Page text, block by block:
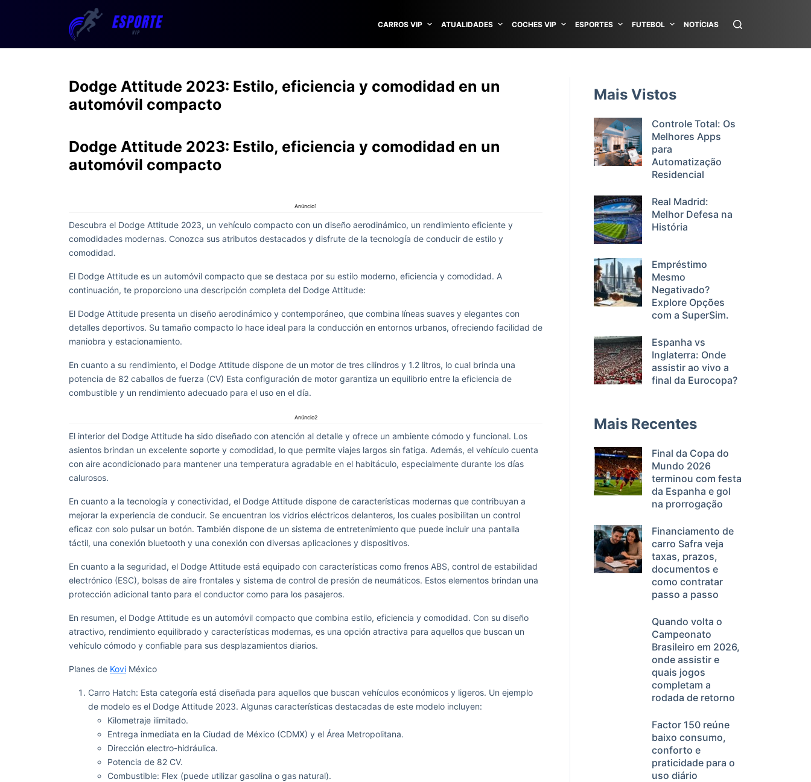
CARROS VIP ATUALIDADES COCHES VIP ESPORTES FUTEBOL NOTÍCIAS
Dodge Attitude 2023: Estilo, eficiencia y comodidad en un
automóvil compacto
Dodge Attitude 2023: Estilo, eficiencia y comodidad en un
automóvil compacto
Anúncio1
Descubra el Dodge Attitude 2023, un vehículo compacto con un diseño aerodinámico, un rendimiento eficiente y
comodidades modernas. Conozca sus atributos destacados y disfrute de la tecnología de conducir de estilo y
comodidad.
El Dodge Attitude es un automóvil compacto que se destaca por su estilo moderno, eficiencia y comodidad. A
continuación, te proporciono una descripción completa del Dodge Attitude:
El Dodge Attitude presenta un diseño aerodinámico y contemporáneo, que combina líneas suaves y elegantes con
detalles deportivos. Su tamaño compacto lo hace ideal para la conducción en entornos urbanos, ofreciendo facilidad de
maniobra y estacionamiento.
En cuanto a su rendimiento, el Dodge Attitude dispone de un motor de tres cilindros y 1.2 litros, lo cual brinda una
potencia de 82 caballos de fuerza (CV) Esta configuración de motor garantiza un equilibrio entre la eficiencia de
combustible y un rendimiento adecuado para el uso en el día.
Anúncio2
El interior del Dodge Attitude ha sido diseñado con atención al detalle y ofrece un ambiente cómodo y funcional. Los
asientos brindan un excelente soporte y comodidad, lo que permite viajes largos sin fatiga. Además, el vehículo cuenta
con aire acondicionado para mantener una temperatura agradable en el habitáculo, especialmente durante los días
calurosos.
En cuanto a la tecnología y conectividad, el Dodge Attitude dispone de características modernas que contribuyan a
mejorar la experiencia de conducir. Se encuentran los vidrios eléctricos delanteros, los cuales posibilitan un control
eficaz con solo pulsar un botón. También dispone de un sistema de entretenimiento que puede incluir una pantalla
táctil, una conexión bluetooth y una conexión con diversas aplicaciones y dispositivos.
En cuanto a la seguridad, el Dodge Attitude está equipado con características como frenos ABS, control de estabilidad
electrónico (ESC), bolsas de aire frontales y sistema de control de presión de neumáticos. Estos elementos brindan una
protección adicional tanto para el conductor como para los pasajeros.
En resumen, el Dodge Attitude es un automóvil compacto que combina estilo, eficiencia y comodidad. Con su diseño
atractivo, rendimiento equilibrado y características modernas, es una opción atractiva para aquellos que buscan un
vehículo cómodo y confiable para sus desplazamientos diarios.
Planes de Kovi México
Carro Hatch: Esta categoría está diseñada para aquellos que buscan vehículos económicos y ligeros. Un ejemplo
de modelo es el Dodge Attitude 2023. Algunas características destacadas de este modelo incluyen:
Kilometraje ilimitado.
Entrega inmediata en la Ciudad de México (CDMX) y el Área Metropolitana.
Dirección electro-hidráulica.
Potencia de 82 CV.
Combustible: Flex (puede utilizar gasolina o gas natural).
Mais Vistos
Controle Total: Os
Melhores Apps
para
Automatização
Residencial
Real Madrid:
Melhor Defesa na
História
Empréstimo
Mesmo
Negativado?
Explore Opções
com a SuperSim.
Espanha vs
Inglaterra: Onde
assistir ao vivo a
final da Eurocopa?
Mais Recentes
Final da Copa do
Mundo 2026
terminou com festa
da Espanha e gol
na prorrogação
Financiamento de
carro Safra veja
taxas, prazos,
documentos e
como contratar
passo a passo
Quando volta o
Campeonato
Brasileiro em 2026,
onde assistir e
quais jogos
completam a
rodada de retorno
Factor 150 reúne
baixo consumo,
conforto e
praticidade para o
uso diário